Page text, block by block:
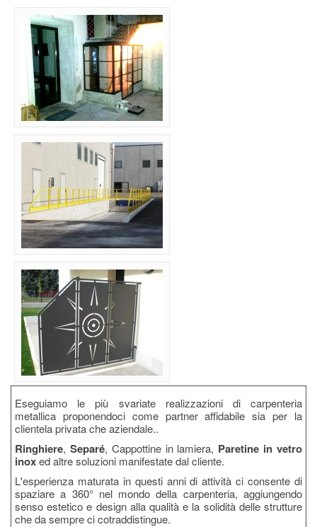
Eseguiamo le più svariate realizzazioni di carpenteria
metallica proponendoci come partner affidabile sia per la
clientela privata che aziendale..
Ringhiere, Separé, Cappottine in lamiera, Paretine in vetro
inoxed altre soluzioni manifestate dal cliente.
L'esperienza maturata in questi anni di attività ci consente di
spaziare a 360° nel mondo della carpenteria, aggiungendo
senso estetico e design alla qualità e la solidità delle strutture
che da sempre ci cotraddistingue.